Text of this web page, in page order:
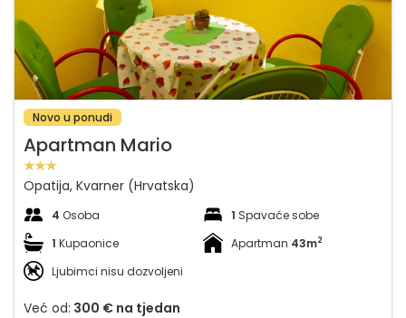
Novo u ponudi
Apartman Mario
Opatija, Kvarner (Hrvatska)
4 Osoba 1 Spavaće sobe
1 Kupaonice Apartman 43m2
Ljubimci nisu dozvoljeni
Već od: 300 € na tjedan